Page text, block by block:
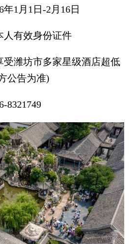
1月1日-2月16日
有效身份证件
潍坊市多家星级酒店超低
公告为准)